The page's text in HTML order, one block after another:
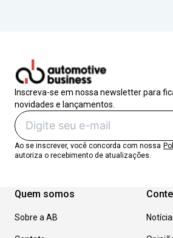
Inscreva-se em nossa newsletter para
novidades e lançamentos.
Ao se inscrever, você concorda com nossa
autoriza o recebimento de atualizações.
Quem somos
Sobre a AB